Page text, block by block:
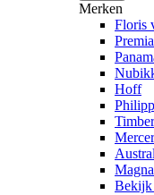
Merken
Floris
Hoff
Mercer
Bekijk